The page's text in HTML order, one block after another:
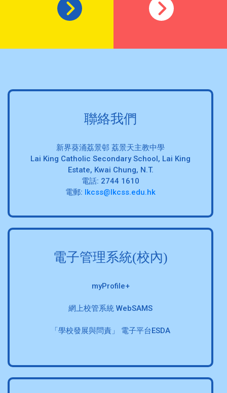
聯絡我們
新界葵涌荔景邨 荔景天主教中學
Lai King Catholic Secondary School, Lai King
Estate, Kwai Chung, N.T.
電話: 2744 1610
電郵: lkcss@lkcss.edu.hk
電子管理系統(校內)
myProfile+
網上校管系統 WebSAMS
「學校發展與問責」 電子平台ESDA